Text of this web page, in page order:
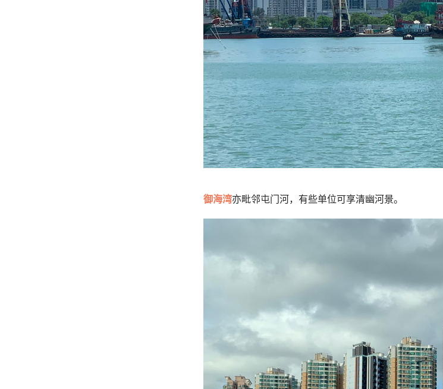
御海湾亦毗邻屯门河，有些单位可享清幽河景。